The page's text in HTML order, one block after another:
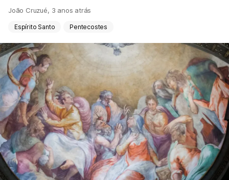
João Cruzué, 3 anos atrás
Espírito Santo Pentecostes